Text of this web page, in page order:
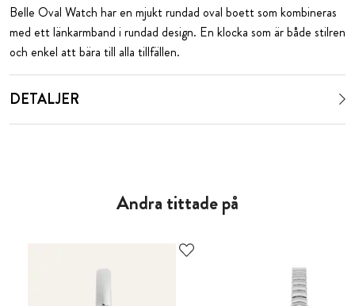
Belle Oval Watch har en mjukt rundad oval boett som kombineras
med ett länkarmband i rundad design. En klocka som är både stilren
och enkel att bära till alla tillfällen.
DETALJER
Andra tittade på